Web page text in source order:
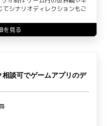
シナリオディレクションもご
を見る
談可でゲームアプリのデ